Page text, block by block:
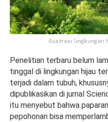
Ilustrasi lingkungan
Penelitian terbaru belum
tinggal di lingkungan hijau
terjadi dalam tubuh,
dipublikasikan di jurnal
itu menyebut bahwa
pepohonan bisa